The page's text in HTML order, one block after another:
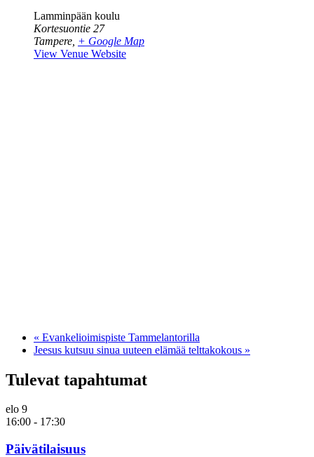
Lamminpään koulu
Kortesuontie 27
Tampere + Google Map
View Venue Website
« Evankelioimispiste Tammelantorilla
Jeesus kutsuu sinua uuteen elämää telttakokous »
Tulevat tapahtumat
elo 9
16:00 - 17:30
Päivätilaisuus